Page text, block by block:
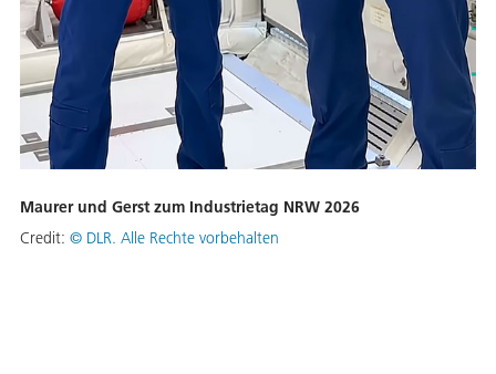
Maurer und Gerst zum Industrietag NRW 2026
Credit: © DLR. Alle Rechte vorbehalten